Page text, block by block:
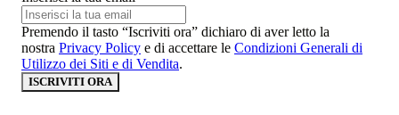
Premendo il tasto “Iscriviti ora” dichiaro di aver letto la
nostra Privacy Policy e di accettare le Condizioni Generali di
Utilizzo dei Siti e di Vendita.
ISCRIVITI ORA